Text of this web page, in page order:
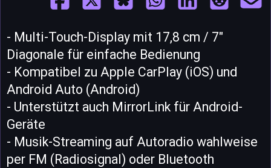
- Multi-Touch-Display mit 17,8 cm / 7"
Diagonale für einfache Bedienung
- Kompatibel zu Apple CarPlay (iOS) und
Android Auto (Android)
- Unterstützt auch MirrorLink für Android-
Geräte
- Musik-Streaming auf Autoradio wahlweise
per FM (Radiosignal) oder Bluetooth